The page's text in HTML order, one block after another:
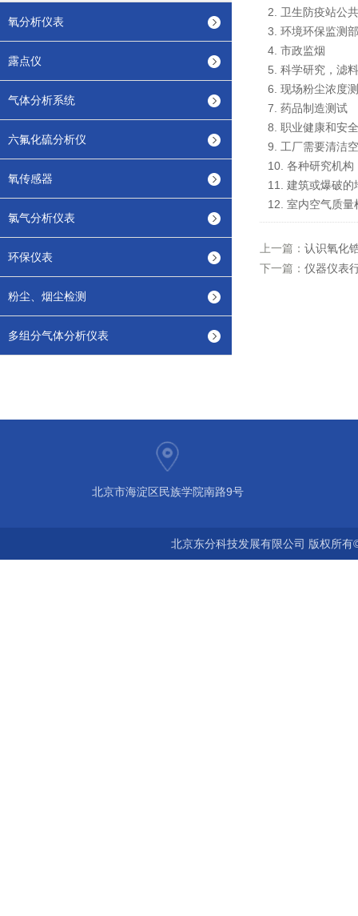
氧分析仪表
露点仪
气体分析系统
六氟化硫分析仪
氧传感器
氯气分析仪表
环保仪表
粉尘、烟尘检测
多组分气体分析仪表
2. 卫生防疫站
3. 环境环保监
4. 市政监烟
5. 科学研究，
6. 现场粉尘浓
7. 药品制造
8. 职业健康和
9. 工厂需要清洁
10. 各种研究机
11. 建筑或爆破
12. 室内空气质量
上一篇： 认识氧化
下一篇： 仪器仪表
北京市海淀区民族学院南路9号
北京东分科技发展有限公司 版权所